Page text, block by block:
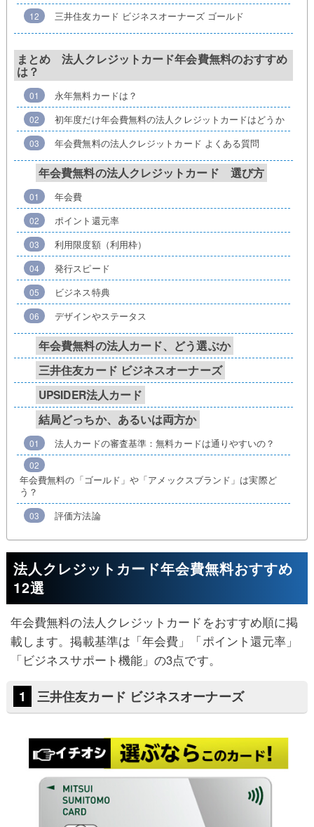
三井住友カード ビジネスオーナーズ ゴールド
まとめ 法人クレジットカード年会費無料のおすすめ
は？
永年無料カードは？
初年度だけ年会費無料の法人クレジットカードはどうか
年会費無料の法人クレジットカード よくある質問
年会費無料の法人クレジットカード 選び方
年会費
ポイント還元率
利用限度額（利用枠）
発行スピード
ビジネス特典
デザインやステータス
年会費無料の法人カード、どう選ぶか
三井住友カード ビジネスオーナーズ
UPSIDER法人カード
結局どっちか、あるいは両方か
法人カードの審査基準：無料カードは通りやすいの？
年会費無料の「ゴールド」や「アメックスブランド」は実際ど
う？
評価方法論
法人クレジットカード年会費無料おすすめ
12選
年会費無料の法人クレジットカードをおすすめ順に掲
載します。掲載基準は「年会費」「ポイント還元率」
「ビジネスサポート機能」の3点です。
三井住友カード ビジネスオーナーズ